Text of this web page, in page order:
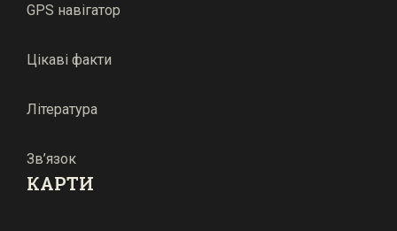
GPS навігатор
Цікаві факти
Література
Зв’язок
КАРТИ